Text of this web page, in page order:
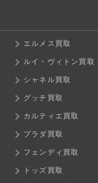
エルメス買取
ルイ・ヴィトン買取
シャネル買取
グッチ買取
カルティエ買取
プラダ買取
フェンディ買取
トッズ買取